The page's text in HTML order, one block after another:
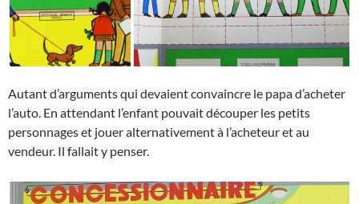
Autant d’arguments qui devaient convaincre le papa d’acheter
l’auto. En attendant l’enfant pouvait découper les petits
personnages et jouer alternativement à l’acheteur et au
vendeur. Il fallait y penser.